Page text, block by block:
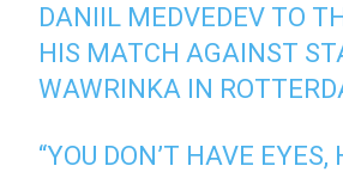
DANIIL MEDVEDEV TO
HIS MATCH AGAINST
WAWRINKA IN
“YOU DON’T HAVE EYES,